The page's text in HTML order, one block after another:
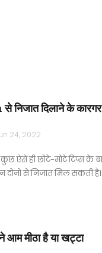
दिलाने के कारगर
24, 2022
ऐसे ही छोटे-मोटे टिप्स के
दोनों से निजात मिल सकती है।
आम मीठा है या खट्टा